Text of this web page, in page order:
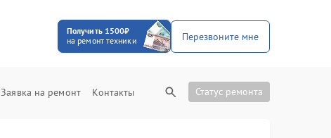
Получить 1500₽
на ремонт техники
Перезвоните мне
Заявка на ремонт Контакты Статус ремонта